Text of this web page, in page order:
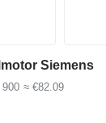
Siemens
≈ €82.09